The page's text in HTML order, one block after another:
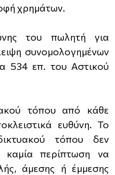
χρημάτων.
του πωλητή για
συνομολογημένων
534 επ. του Αστικού
τόπου από κάθε
ευθύνη. Το
τόπου δεν
καμία περίπτωση να
άμεσης ή έμμεσης